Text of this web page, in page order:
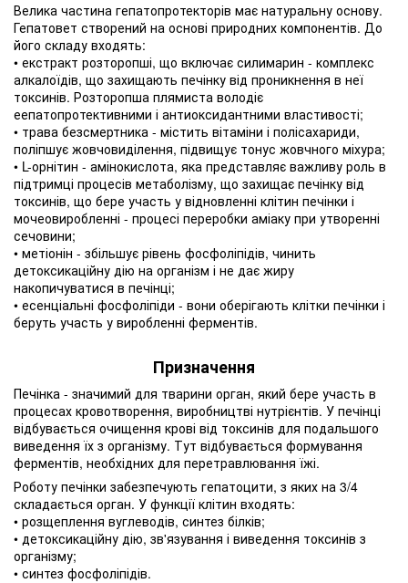
Велика частина гепатопротекторів має натуральну основу.
Гепатовет створений на основі природних компонентів. До
його складу входять:
• екстракт розторопші, що включає силимарин - комплекс
алкалоїдів, що захищають печінку від проникнення в неї
токсинів. Розторопша плямиста володіє
еепатопротективними і антиоксидантними властивості;
• трава безсмертника - містить вітаміни і полісахариди,
поліпшує жовчовиділення, підвищує тонус жовчного міхура;
• L-орнітин - амінокислота, яка представляє важливу роль в
підтримці процесів метаболізму, що захищає печінку від
токсинів, що бере участь у відновленні клітин печінки і
мочеовиробленні - процесі переробки аміаку при утворенні
сечовини;
• метіонін - збільшує рівень фосфоліпідів, чинить
детоксикаційну дію на організм і не дає жиру
накопичуватися в печінці;
• есенціальні фосфоліпіди - вони оберігають клітки печінки і
беруть участь у виробленні ферментів.
Призначення
Печінка - значимий для тварини орган, який бере участь в
процесах кровотворення, виробництві нутрієнтів. У печінці
відбувається очищення крові від токсинів для подальшого
виведення їх з організму. Тут відбувається формування
ферментів, необхідних для перетравлювання їжі.
Роботу печінки забезпечують гепатоцити, з яких на 3/4
складається орган. У функції клітин входять:
• розщеплення вуглеводів, синтез білків;
• детоксикаційну дію, зв'язування і виведення токсинів з
організму;
• синтез фосфоліпідів.